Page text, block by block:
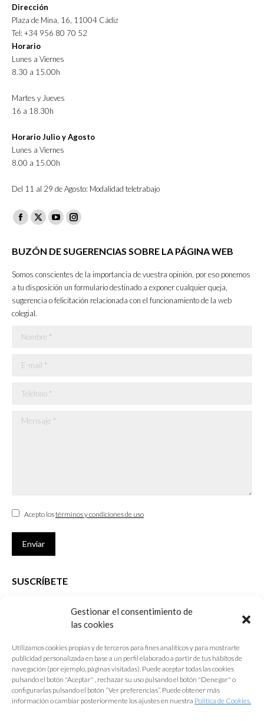
Gestionar el consentimiento de
las cookies
Utilizamos cookies propias y de terceros para fines analíticos y para mostrarte
publicidad personalizada en base a un perfil elaborado a partir de tus hábitos de
navegación (por ejemplo, páginas visitadas). Puede aceptar todas las cookies
pulsando el botón "Aceptar" , rechazar su uso pulsando el botón "Denegar" o
configurarlas pulsando el botón “Ver preferencias”. Puede obtener más
información o cambiar posteriormente los ajustes en nuestra Política de Cookies.
Dirección
Plaza de Mina, 16, 11004 Cádiz
Tel: +34 956 80 70 52
Horario
Lunes a Viernes
8.30 a 15.00h
Martes y Jueves
16 a 18.30h
Horario Julio y Agosto
Lunes a Viernes
8.00 a 15.00h
Del 11 al 29 de Agosto: Modalidad teletrabajo
Facebook
opens
new
window
X
opens
new
window
YouTube
opens
new
window
Instagram
opens
in
new
window
BUZÓN DE SUGERENCIAS SOBRE LA PÁGINA WEB
Somos conscientes de la importancia de vuestra opinión, por eso ponemos
a tu disposición un formulario destinado a exponer cualquier queja,
sugerencia o felicitación relacionada con el funcionamiento de la web
colegial.
Nombre *
E-mail *
Teléfono *
Mensaje *
Acepto lostérminos y condiciones de uso
Enviar
SUSCRÍBETE
que desarrolla el Colegio de Arquitectos de Cádiz
E-mail *
Acepto lostérminos y condiciones de uso